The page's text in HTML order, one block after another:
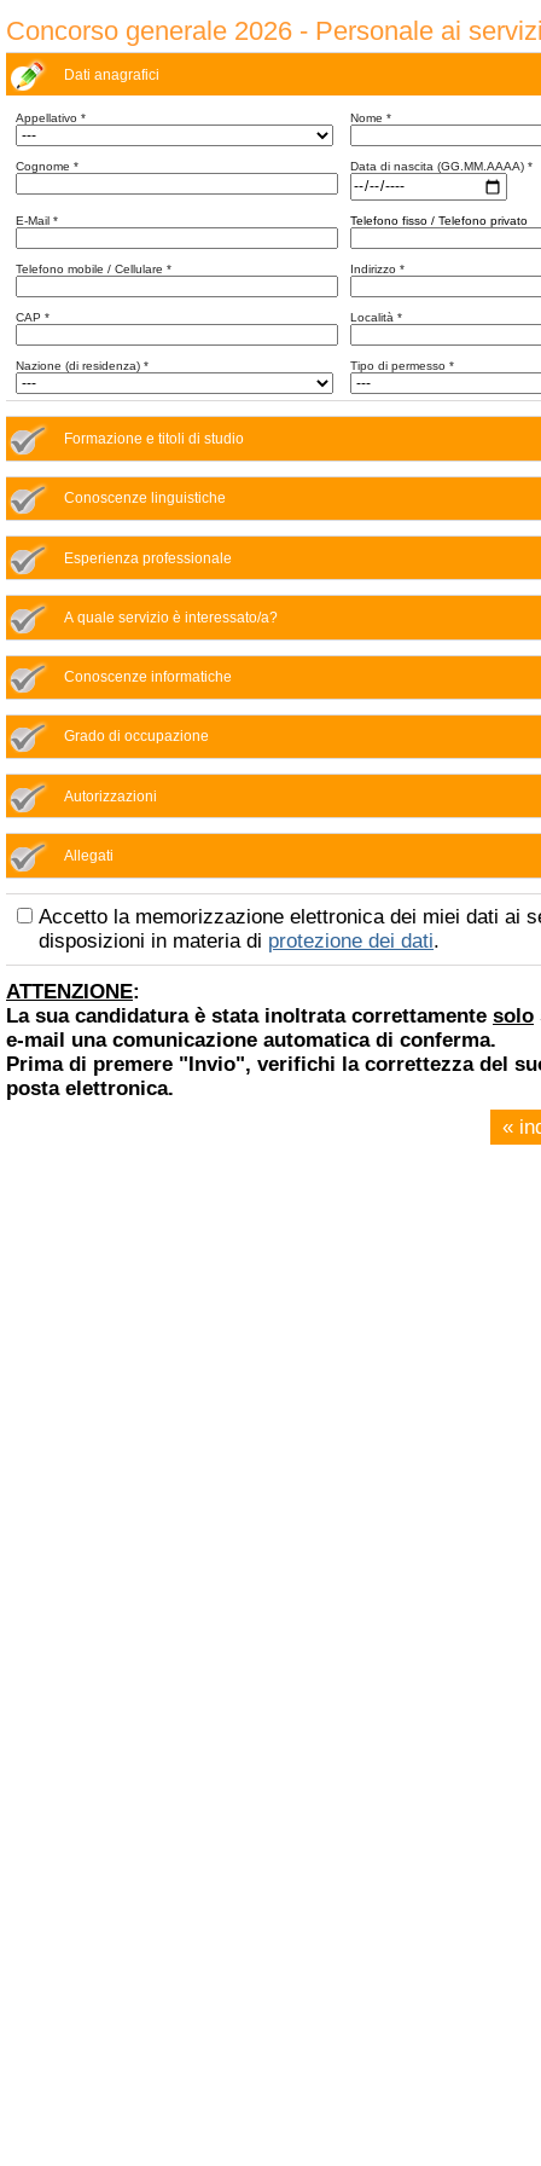
Concorso generale 2026 - Personale ai
Dati anagrafici
Appellativo * Nome *
Cognome * Data di nascita (GG.MM.AAAA) *
E-Mail * Telefono fisso / Telefono privato
Telefono mobile / Cellulare * Indirizzo *
CAP * Località *
Nazione (di residenza) * Tipo di permesso *
Formazione e titoli di studio
Conoscenze linguistiche
Esperienza professionale
A quale servizio è interessato/a?
Conoscenze informatiche
Grado di occupazione
Autorizzazioni
Allegati
Accetto la memorizzazione elettronica dei miei dati ai
disposizioni in materia di protezione dei dati.
ATTENZIONE:
La sua candidatura è stata inoltrata correttamente solo
e-mail una comunicazione automatica di conferma.
Prima di premere "Invio", verifichi la correttezza del
posta elettronica.
«